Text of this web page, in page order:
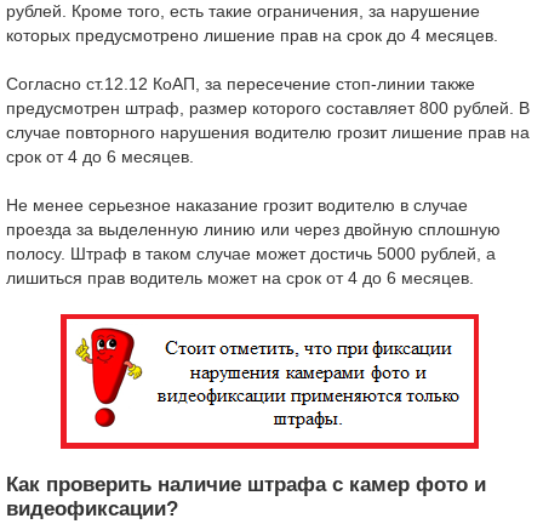
рублей. Кроме того, есть такие ограничения, за нарушение
которых предусмотрено лишение прав на срок до 4 месяцев.
Согласно ст.12.12 КоАП, за пересечение стоп-линии также
предусмотрен штраф, размер которого составляет 800 рублей. В
случае повторного нарушения водителю грозит лишение прав на
срок от 4 до 6 месяцев.
Не менее серьезное наказание грозит водителю в случае
проезда за выделенную линию или через двойную сплошную
полосу. Штраф в таком случае может достичь 5000 рублей, а
лишиться прав водитель может на срок от 4 до 6 месяцев.
Как проверить наличие штрафа с камер фото и
видеофиксации?